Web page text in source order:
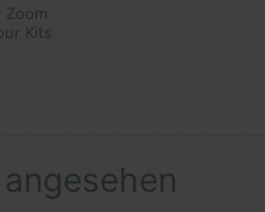
Zoom
Kits